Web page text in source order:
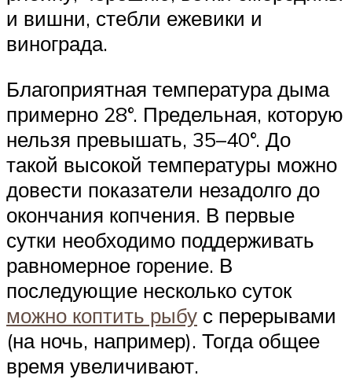
и вишни, стебли ежевики и
винограда.
Благоприятная температура дыма
примерно 28°. Предельная, которую
нельзя превышать, 35–40°. До
такой высокой температуры можно
довести показатели незадолго до
окончания копчения. В первые
сутки необходимо поддерживать
равномерное горение. В
последующие несколько суток
можно коптить рыбу с перерывами
(на ночь, например). Тогда общее
время увеличивают.